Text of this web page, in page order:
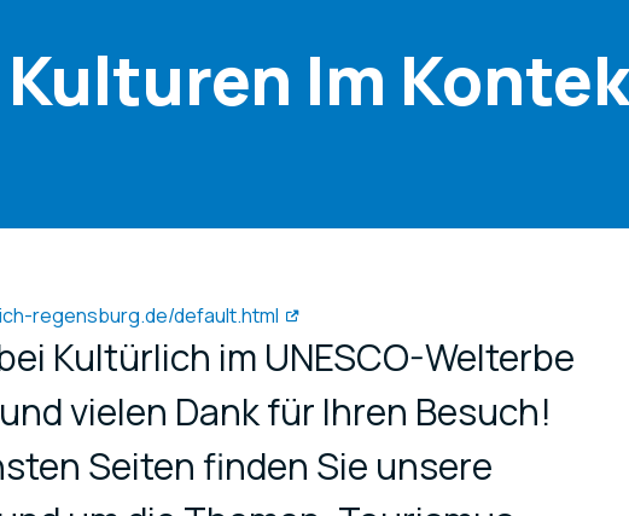
Im
regensburg.de/default.html
Kultürlich im UNESCO-Welterbe
vielen Dank für Ihren Besuch!
Seiten finden Sie unsere